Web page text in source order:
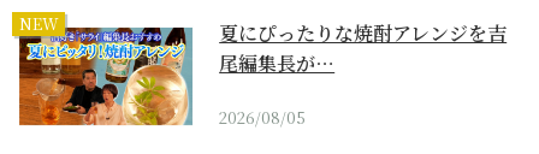
NEW
夏にぴったりな焼酎アレンジを吉
尾編集長が…
2026/08/05